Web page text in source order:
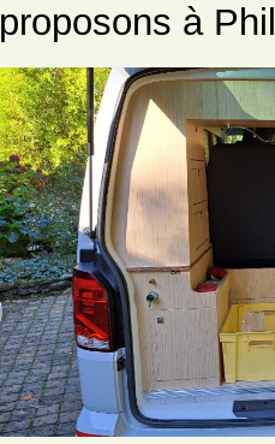
proposons à